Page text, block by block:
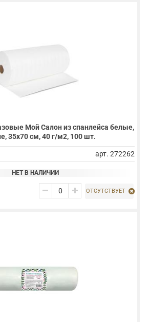
Мой Салон из спанлейса белые,
35х70 см, 40 г/м2, 100 шт.
арт. 272262
НЕТ В НАЛИЧИИ
ОТСУТСТВУЕТ